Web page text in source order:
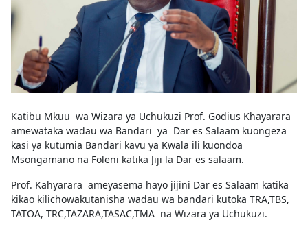
Katibu Mkuu wa Wizara ya Uchukuzi Prof. Godius Khayarara
amewataka wadau wa Bandari ya Dar es Salaam kuongeza
kasi ya kutumia Bandari kavu ya Kwala ili kuondoa
Msongamano na Foleni katika Jiji la Dar es salaam.
Prof. Kahyarara ameyasema hayo jijini Dar es Salaam katika
kikao kilichowakutanisha wadau wa bandari kutoka TRA,TBS,
TATOA, TRC,TAZARA,TASAC,TMA na Wizara ya Uchukuzi.